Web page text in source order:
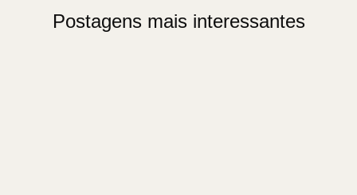
Postagens mais interessantes